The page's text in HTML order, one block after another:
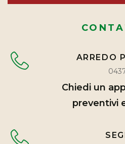
ARREDO
Chiedi un
preventivi